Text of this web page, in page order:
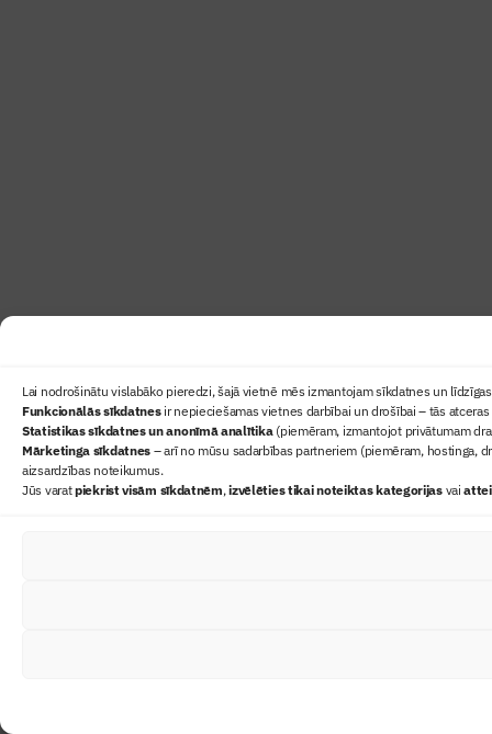
Lai nodrošinātu vislabāko pieredzi, šajā vietnē mēs izmantojam sīkdatnes un
Funkcionālās sīkdatnesir nepieciešamas vietnes darbībai un drošībai – tās
Statistikas sīkdatnes un anonīmā analītika(piemēram, izmantojot privātumam
Mārketinga sīkdatnes – arī no mūsu sadarbības partneriem (piemēram, hostinga,
aizsardzības noteikumus.
Jūs varatpiekrist visām sīkdatnēm,izvēlēties tikai noteiktas kategorijasvai